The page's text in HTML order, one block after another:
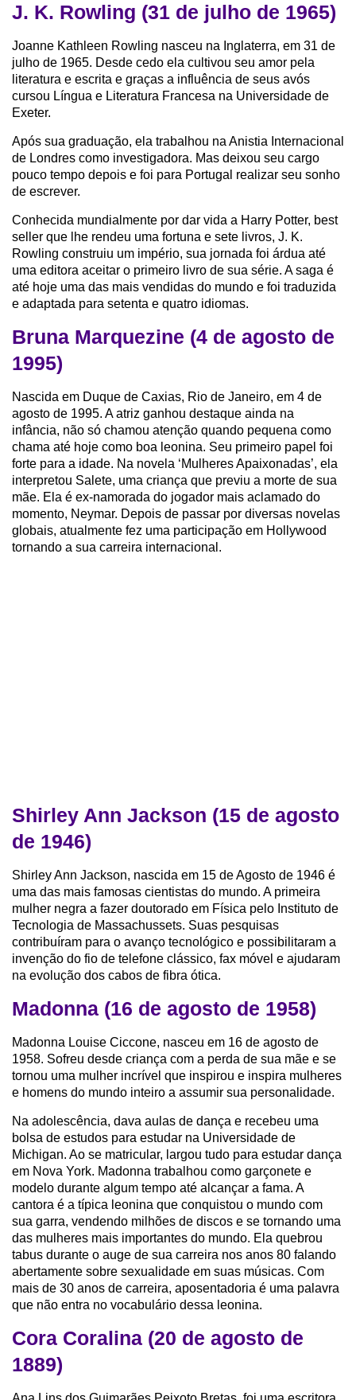
J. K. Rowling (31 de julho de 1965)
Joanne Kathleen Rowling nasceu na Inglaterra, em 31 de
julho de 1965. Desde cedo ela cultivou seu amor pela
literatura e escrita e graças a influência de seus avós
cursou Língua e Literatura Francesa na Universidade de
Exeter.
Após sua graduação, ela trabalhou na Anistia Internacional
de Londres como investigadora. Mas deixou seu cargo
pouco tempo depois e foi para Portugal realizar seu sonho
de escrever.
Conhecida mundialmente por dar vida a Harry Potter, best
seller que lhe rendeu uma fortuna e sete livros, J. K.
Rowling construiu um império, sua jornada foi árdua até
uma editora aceitar o primeiro livro de sua série. A saga é
até hoje uma das mais vendidas do mundo e foi traduzida
e adaptada para setenta e quatro idiomas.
Bruna Marquezine (4 de agosto de
1995)
Nascida em Duque de Caxias, Rio de Janeiro, em 4 de
agosto de 1995. A atriz ganhou destaque ainda na
infância, não só chamou atenção quando pequena como
chama até hoje como boa leonina. Seu primeiro papel foi
forte para a idade. Na novela ‘Mulheres Apaixonadas’, ela
interpretou Salete, uma criança que previu a morte de sua
mãe. Ela é ex-namorada do jogador mais aclamado do
momento, Neymar. Depois de passar por diversas novelas
globais, atualmente fez uma participação em Hollywood
tornando a sua carreira internacional.
Shirley Ann Jackson (15 de agosto
de 1946)
Shirley Ann Jackson, nascida em 15 de Agosto de 1946 é
uma das mais famosas cientistas do mundo. A primeira
mulher negra a fazer doutorado em Física pelo Instituto de
Tecnologia de Massachussets. Suas pesquisas
contribuíram para o avanço tecnológico e possibilitaram a
invenção do fio de telefone clássico, fax móvel e ajudaram
na evolução dos cabos de fibra ótica.
Madonna (16 de agosto de 1958)
Madonna Louise Ciccone, nasceu em 16 de agosto de
1958. Sofreu desde criança com a perda de sua mãe e se
tornou uma mulher incrível que inspirou e inspira mulheres
e homens do mundo inteiro a assumir sua personalidade.
Na adolescência, dava aulas de dança e recebeu uma
bolsa de estudos para estudar na Universidade de
Michigan. Ao se matricular, largou tudo para estudar dança
em Nova York. Madonna trabalhou como garçonete e
modelo durante algum tempo até alcançar a fama. A
cantora é a típica leonina que conquistou o mundo com
sua garra, vendendo milhões de discos e se tornando uma
das mulheres mais importantes do mundo. Ela quebrou
tabus durante o auge de sua carreira nos anos 80 falando
abertamente sobre sexualidade em suas músicas. Com
mais de 30 anos de carreira, aposentadoria é uma palavra
que não entra no vocabulário dessa leonina.
Cora Coralina (20 de agosto de
1889)